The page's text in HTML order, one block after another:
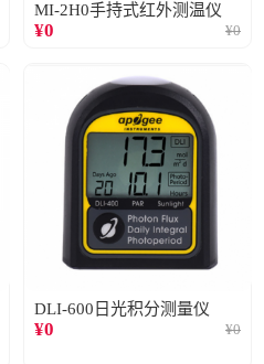
MI-2H0手持式红外测温仪
¥0 ¥0
DLI-600日光积分测量仪
¥0 ¥0